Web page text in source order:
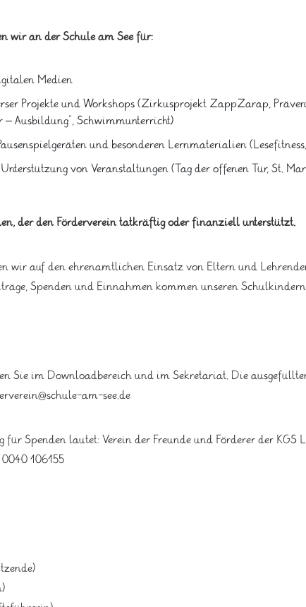
wir an der Schule am See für:
Medien
Projekte und Workshops (Zirkusprojekt ZappZarap,
– Ausbildung“, Schwimmunterricht)
und besonderen Lernmaterialien
von Veranstaltungen (Tag der offenen Tür, St.
der den Förderverein tatkräftig oder finanziell unterstützt.
wir auf den ehrenamtlichen Einsatz von Eltern und
Spenden und Einnahmen kommen unseren
Sie im Downloadbereich und im Sekretariat. Die
am-see.de
für Spenden lautet: Verein der Freunde und Förderer der KGS
106155